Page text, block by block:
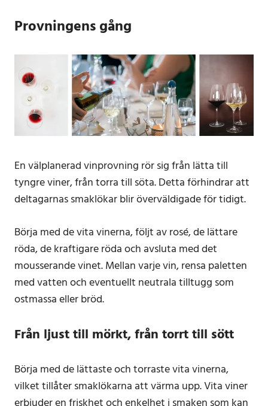
Provningens gång
En välplanerad vinprovning rör sig från lätta till
tyngre viner, från torra till söta. Detta förhindrar att
deltagarnas smaklökar blir överväldigade för tidigt.
Börja med de vita vinerna, följt av rosé, de lättare
röda, de kraftigare röda och avsluta med det
mousserande vinet. Mellan varje vin, rensa paletten
med vatten och eventuellt neutrala tilltugg som
ostmassa eller bröd.
Från ljust till mörkt, från torrt till sött
Börja med de lättaste och torraste vita vinerna,
vilket tillåter smaklökarna att värma upp. Vita viner